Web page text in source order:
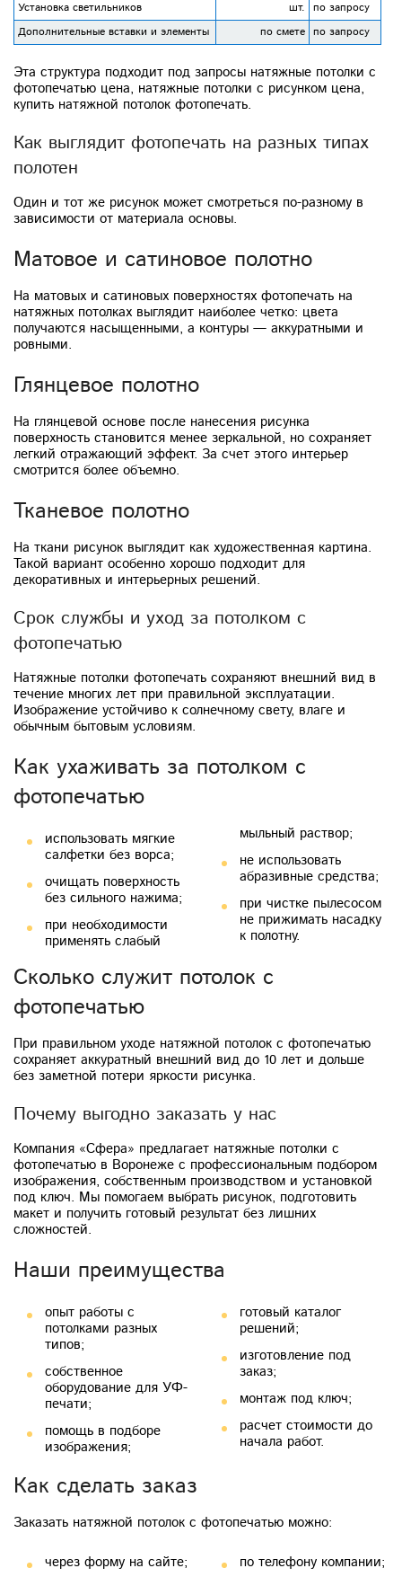
Установка светильников
шт. по запросу
Дополнительные вставки и элементы
по смете по запросу
Эта структура подходит под запросы натяжные потолки с
фотопечатью цена, натяжные потолки с рисунком цена,
купить натяжной потолок фотопечать.
Как выглядит фотопечать на разных типах
полотен
Один и тот же рисунок может смотреться по-разному в
зависимости от материала основы.
Матовое и сатиновое полотно
На матовых и сатиновых поверхностях фотопечать на
натяжных потолках выглядит наиболее четко: цвета
получаются насыщенными, а контуры — аккуратными и
ровными.
Глянцевое полотно
На глянцевой основе после нанесения рисунка
поверхность становится менее зеркальной, но сохраняет
легкий отражающий эффект. За счет этого интерьер
смотрится более объемно.
Тканевое полотно
На ткани рисунок выглядит как художественная картина.
Такой вариант особенно хорошо подходит для
декоративных и интерьерных решений.
Срок службы и уход за потолком с
фотопечатью
Натяжные потолки фотопечать сохраняют внешний вид в
течение многих лет при правильной эксплуатации.
Изображение устойчиво к солнечному свету, влаге и
обычным бытовым условиям.
Как ухаживать за потолком с
фотопечатью
использовать мягкие
салфетки без ворса;
очищать поверхность
без сильного нажима;
при необходимости
применять слабый
мыльный раствор;
не использовать
абразивные средства;
при чистке пылесосом
не прижимать насадку
к полотну.
Сколько служит потолок с
фотопечатью
При правильном уходе натяжной потолок с фотопечатью
сохраняет аккуратный внешний вид до 10 лет и дольше
без заметной потери яркости рисунка.
Почему выгодно заказать у нас
Компания «Сфера» предлагает натяжные потолки с
фотопечатью в Воронеже с профессиональным подбором
изображения, собственным производством и установкой
под ключ. Мы помогаем выбрать рисунок, подготовить
макет и получить готовый результат без лишних
сложностей.
Наши преимущества
опыт работы с
потолками разных
типов;
собственное
оборудование для УФ-
печати;
помощь в подборе
изображения;
готовый каталог
решений;
изготовление под
заказ;
монтаж под ключ;
расчет стоимости до
начала работ.
Как сделать заказ
Заказать натяжной потолок с фотопечатью можно:
через форму на сайте; по телефону компании;